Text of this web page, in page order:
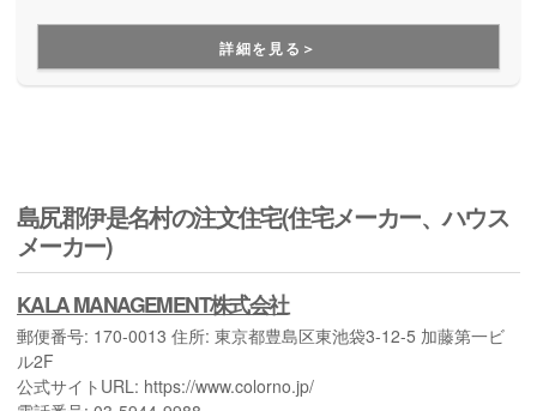
に素敵なマイホームを建てましょう！
詳細を見る＞
島尻郡伊是名村の注文住宅(住宅メーカー、ハウス
メーカー)
KALA MANAGEMENT株式会社
郵便番号: 170-0013 住所: 東京都豊島区東池袋3-12-5 加藤第一ビ
ル2F
公式サイトURL: https://www.colorno.jp/